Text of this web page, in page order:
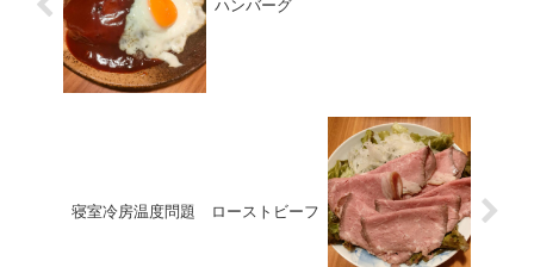
ハンバーグ
寝室冷房温度問題 ローストビーフ